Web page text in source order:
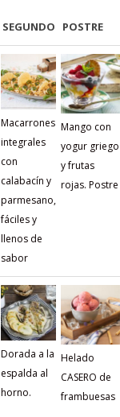
SEGUNDO POSTRE
Macarrones
integrales
con
calabacín y
parmesano,
fáciles y
llenos de
sabor
Mango con
yogur griego
y frutas
rojas. Postre
Dorada a la
espalda al
horno.
Helado
CASERO de
frambuesas